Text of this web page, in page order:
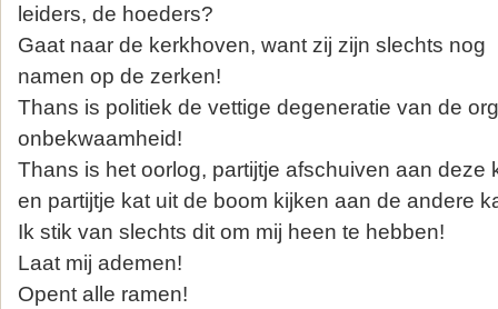
leiders, de hoeders?
Gaat naar de kerkhoven, want zij zijn slechts nog
namen op de zerken!
Thans is politiek de vettige degeneratie van de
onbekwaamheid!
Thans is het oorlog, partijtje afschuiven aan deze
en partijtje kat uit de boom kijken aan de andere
Ik stik van slechts dit om mij heen te hebben!
Laat mij ademen!
Opent alle ramen!